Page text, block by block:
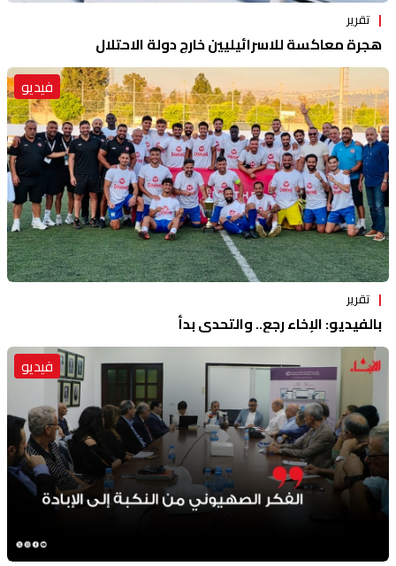
تقرير
هجرة معاكسة للاسرائيليين خارج دولة الاحتلال
فيديو
تقرير
بالفيديو: الإخاء رجع.. والتحدي بدأ
فيديو